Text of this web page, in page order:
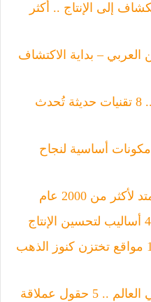
إلى الإنتاج .. أكثر
العربي – بداية الاكتشاف
تكنولوجيا حفر آبار النفط .. 8 تقنيات حديثة تُحدث
أبراج حفر آبار النفط .. 5 مكونات أساسية لنجاح
من 2000 عام
أكبر آبار النفط البرية .. 10 مواقع تختزن كنوز الذهب
أكبر آبار النفط البحرية في العالم .. 5 حقول عملاقة